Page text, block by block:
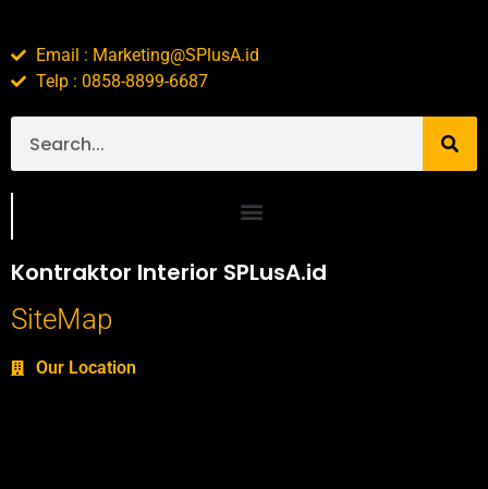
Email : Marketing@SPlusA.id
Telp : 0858-8899-6687
Kontraktor Interior SPLusA.id
SiteMap
Our Location